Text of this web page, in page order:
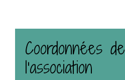
Coordonnées de
l'association